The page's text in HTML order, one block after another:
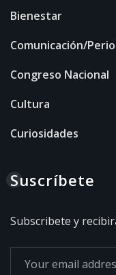
Bienestar
Comunicación/
Congreso Nacional
Cultura
Curiosidades
Suscríbete
Subscribete y